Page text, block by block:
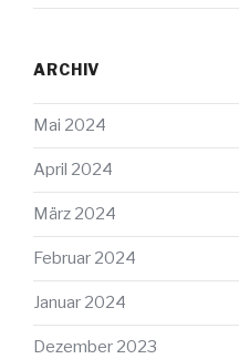
ARCHIV
Mai 2024
April 2024
März 2024
Februar 2024
Januar 2024
Dezember 2023